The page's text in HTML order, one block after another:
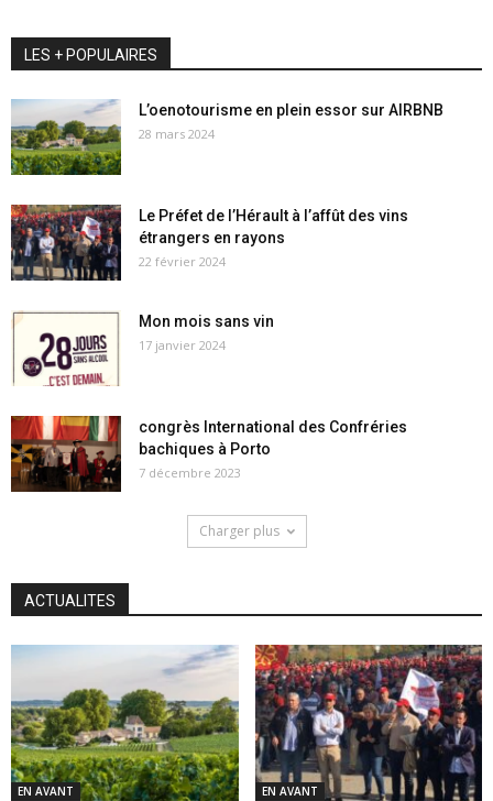
LES + POPULAIRES
L’oenotourisme en plein essor sur AIRBNB
28 mars 2024
Le Préfet de l’Hérault à l’affût des vins
étrangers en rayons
22 février 2024
Mon mois sans vin
17 janvier 2024
congrès International des Confréries
bachiques à Porto
7 décembre 2023
Charger plus
ACTUALITES
EN AVANT EN AVANT